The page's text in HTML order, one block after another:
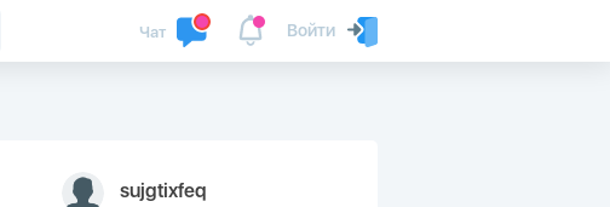
Войти
Чат
sujgtixfeq